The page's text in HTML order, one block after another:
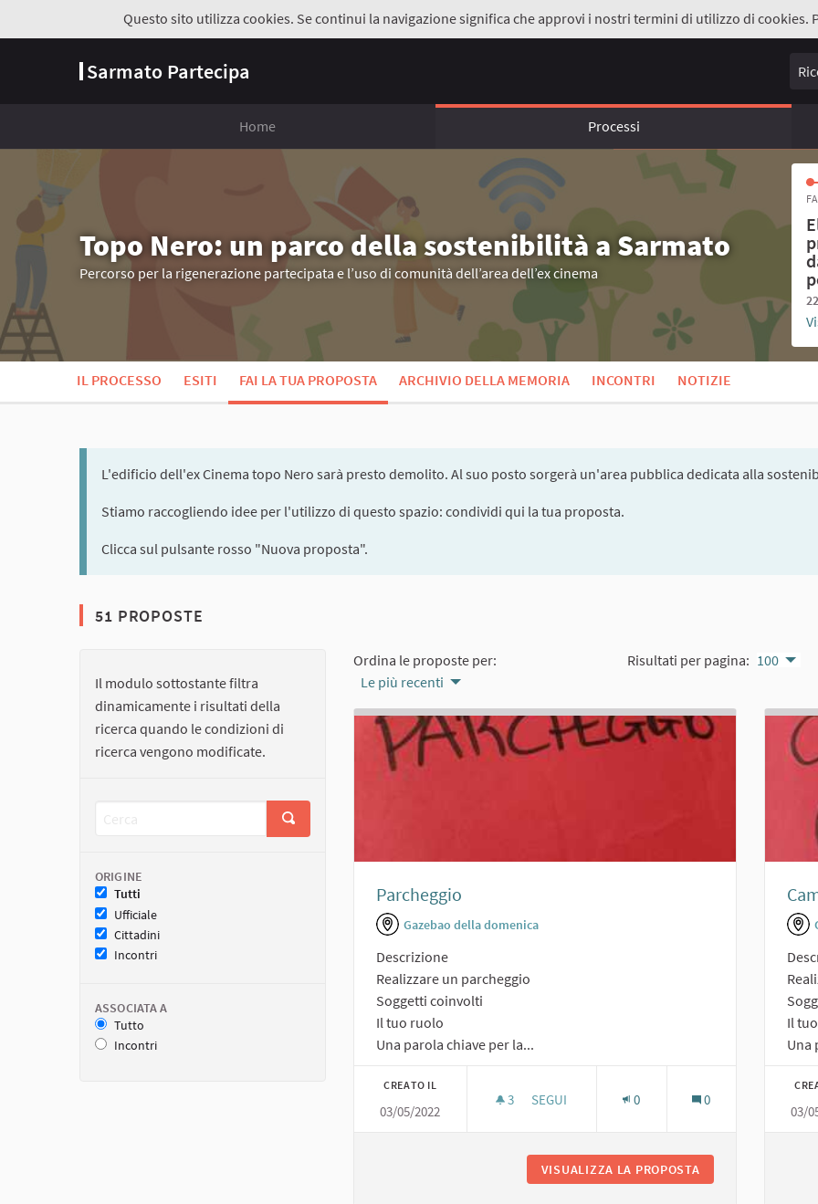
Questo sito utilizza cookies. Se continui la navigazione significa che approvi i nostri termini di utilizzo di cookies.
Sarmato Partecipa
Home Processi
Topo Nero: un parco della sostenibilità a Sarmato
Percorso per la rigenerazione partecipata e l’uso di comunità dell’area dell’ex cinema
IL PROCESSO ESITI FAI LA TUA PROPOSTA ARCHIVIO DELLA MEMORIA INCONTRI NOTIZIE
L'edificio dell'ex Cinema topo Nero sarà presto demolito. Al suo posto sorgerà un'area pubblica dedicata alla
Stiamo raccogliendo idee per l'utilizzo di questo spazio: condividi qui la tua proposta.
Clicca sul pulsante rosso "Nuova proposta".
51 PROPOSTE
Il modulo sottostante filtra
dinamicamente i risultati della
ricerca quando le condizioni di
ricerca vengono modificate.
ORIGINE
Tutti
Ufficiale
Cittadini
Incontri
ASSOCIATA A
Tutto
Incontri
Ordina le proposte per:
Le più recenti
Risultati per pagina: 100
Parcheggio
Gazebao della domenica
Descrizione
Realizzare un parcheggio
Soggetti coinvolti
Il tuo ruolo
Una parola chiave per la...
CREATO IL
03/05/2022
3 3 SOSTENITORI
SEGUI 0 0
VISUALIZZA LA PROPOSTA
Il
Una
03/